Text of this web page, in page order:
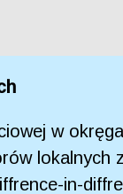
w
lokalnych
in-